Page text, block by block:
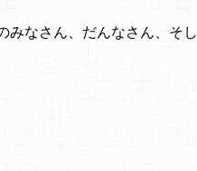
みなさん、だんなさん、そし